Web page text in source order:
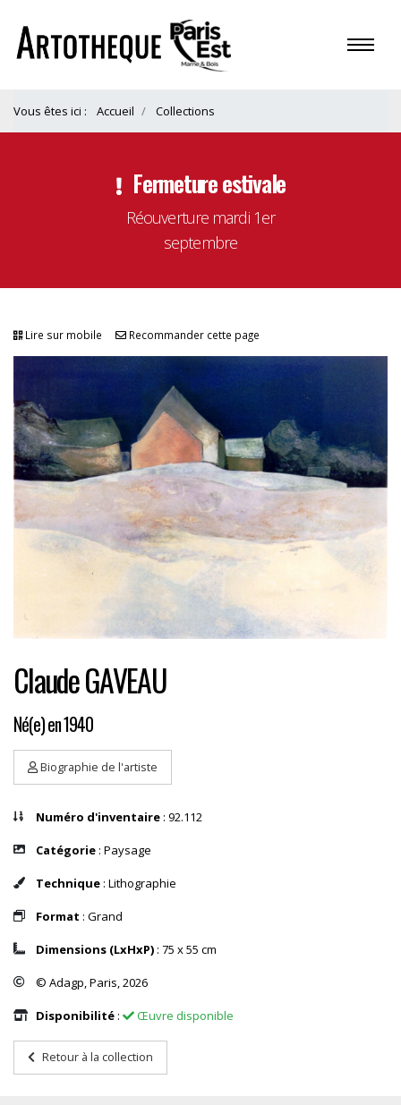
Vous êtes ici : Accueil Collections
Fermeture estivale
Réouverture mardi 1er
septembre
Lire sur mobile Recommander cette page
Claude GAVEAU
Né(e) en 1940
Biographie de l'artiste
Numéro d'inventaire : 92.112
Catégorie : Paysage
Technique : Lithographie
Format : Grand
Dimensions (LxHxP) : 75 x 55 cm
© Adagp, Paris, 2026
Disponibilité : Œuvre disponible
Retour à la collection